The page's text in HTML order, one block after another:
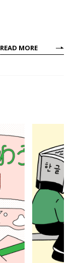
READ MORE